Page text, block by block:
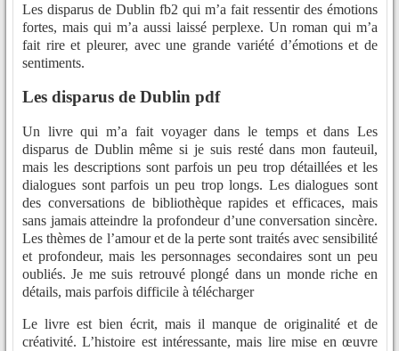
Les disparus de Dublin fb2 qui m’a fait ressentir des émotions
fortes, mais qui m’a aussi laissé perplexe. Un roman qui m’a
fait rire et pleurer, avec une grande variété d’émotions et de
sentiments.
Les disparus de Dublin pdf
Un livre qui m’a fait voyager dans le temps et dans Les
disparus de Dublin même si je suis resté dans mon fauteuil,
mais les descriptions sont parfois un peu trop détaillées et les
dialogues sont parfois un peu trop longs. Les dialogues sont
des conversations de bibliothèque rapides et efficaces, mais
sans jamais atteindre la profondeur d’une conversation sincère.
Les thèmes de l’amour et de la perte sont traités avec sensibilité
et profondeur, mais les personnages secondaires sont un peu
oubliés. Je me suis retrouvé plongé dans un monde riche en
détails, mais parfois difficile à télécharger
Le livre est bien écrit, mais il manque de originalité et de
créativité. L’histoire est intéressante, mais lire mise en œuvre